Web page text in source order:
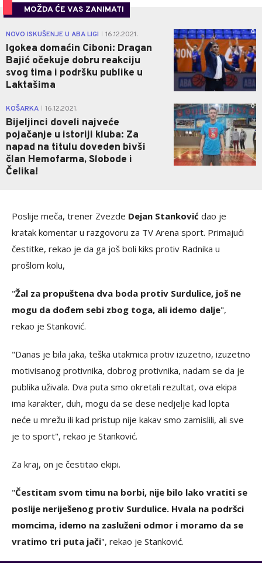
MOŽDA ĆE VAS ZANIMATI
NOVO ISKUŠENJE U ABA LIGI 16.12.2021.
Igokea domaćin Ciboni: Dragan
Bajić očekuje dobru reakciju
svog tima i podršku publike u
Laktašima
0
KOŠARKA 16.12.2021.
Bijeljinci doveli najveće
pojačanje u istoriji kluba: Za
napad na titulu doveden bivši
član Hemofarma, Slobode i
Čelika!
0
Poslije meča, trener Zvezde Dejan Stanković dao je
kratak komentar u razgovoru za TV Arena sport. Primajući
čestitke, rekao je da ga još boli kiks protiv Radnika u
prošlom kolu,
"Žal za propuštena dva boda protiv Surdulice, još ne
mogu da dođem sebi zbog toga, ali idemo dalje",
rekao je Stanković.
"Danas je bila jaka, teška utakmica protiv izuzetno, izuzetno
motivisanog protivnika, dobrog protivnika, nadam se da je
publika uživala. Dva puta smo okretali rezultat, ova ekipa
ima karakter, duh, mogu da se dese nedjelje kad lopta
neće u mrežu ili kad pristup nije kakav smo zamislili, ali sve
je to sport", rekao je Stanković.
Za kraj, on je čestitao ekipi.
"Čestitam svom timu na borbi, nije bilo lako vratiti se
poslije neriješenog protiv Surdulice. Hvala na podršci
momcima, idemo na zasluženi odmor i moramo da se
vratimo tri puta jači", rekao je Stanković.